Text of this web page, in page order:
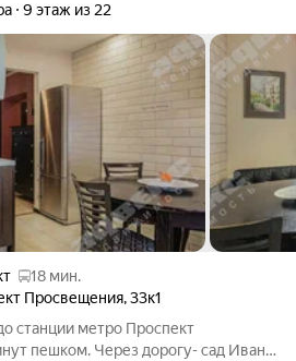
9 этаж из 22
18 мин.
Просвещения,33к1
станции метро Проспект
пешком. Через дорогу- сад Ивана